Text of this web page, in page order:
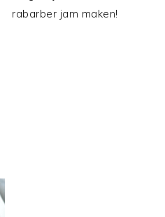
rabarber jam maken!